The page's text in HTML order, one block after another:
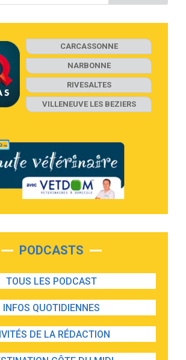
CARCASSONNE
NARBONNE
RIVESALTES
VILLENEUVE LES BEZIERS
PODCASTS
TOUS LES PODCAST
INFOS QUOTIDIENNES
DE LA RÉDACTION